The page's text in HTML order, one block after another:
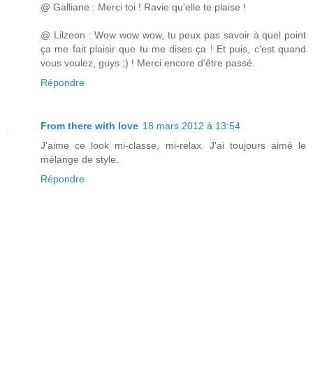
@ Galliane : Merci toi ! Ravie qu'elle te plaise !
@ Lilzeon : Wow wow wow, tu peux pas savoir à quel point
ça me fait plaisir que tu me dises ça ! Et puis, c'est quand
vous voulez, guys ;) ! Merci encore d'être passé.
Répondre
From there with love 18 mars 2012 à 13:54
J'aime ce look mi-classe, mi-relax. J'ai toujours aimé le
mélange de style.
Répondre